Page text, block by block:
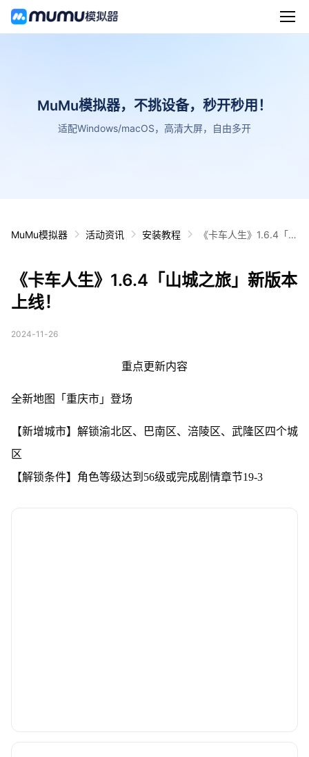
MuMu模拟器，不挑设备，秒开秒用！
适配Windows/macOS，高清大屏，自由多开
MuMu模拟器 活动资讯 安装教程
《卡车人生》1.6.4「山
《卡车人生》1.6.4「山城之旅」新版本
上线！
2024-11-26
重点更新内容
全新地图「重庆市」登场
【新增城市】解锁渝北区、巴南区、涪陵区、武隆区四个城
区
【解锁条件】角色等级达到56级或完成剧情章节19-3